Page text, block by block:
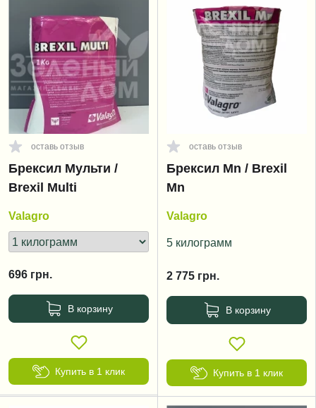
оставь отзыв
Брексил Мульти /
Brexil Multi
Valagro
696 грн.
В корзину
Купить в 1 клик
оставь отзыв
Брексил Mn / Brexil
Mn
Valagro
5 килограмм
2 775 грн.
В корзину
Купить в 1 клик